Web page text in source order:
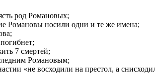
род Романовых;
Романовы носили одни и те же имена;
7 смертей;
Романовым;
«не восходили на престол, а